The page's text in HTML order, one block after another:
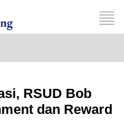
RSUD Bob
dan Reward